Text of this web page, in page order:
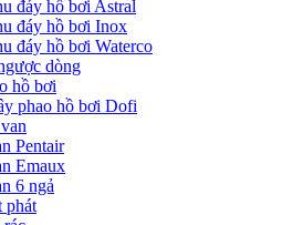
đáy hồ bơi Astral
đáy hồ bơi Inox
đáy hồ bơi Waterco
dòng
hồ bơi
phao hồ bơi Dofi
Pentair
Emaux
6 ngả
phát